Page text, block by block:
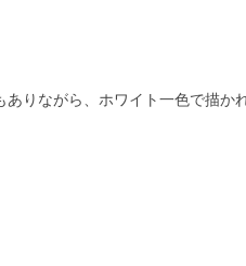
りながら、ホワイト一色で描か